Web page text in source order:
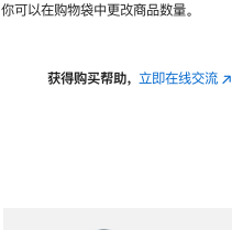
你可以在购物袋中更改商品数量。
获得购买帮助， 立即在线交流(在